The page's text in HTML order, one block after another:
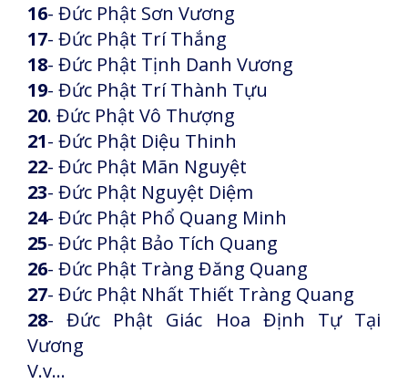
16- Đức Phật Sơn Vương
17- Đức Phật Trí Thắng
18- Đức Phật Tịnh Danh Vương
19- Đức Phật Trí Thành Tựu
20. Đức Phật Vô Thượng
21- Đức Phật Diệu Thinh
22- Đức Phật Mãn Nguyệt
23- Đức Phật Nguyệt Diệm
24- Đức Phật Phổ Quang Minh
25- Đức Phật Bảo Tích Quang
26- Đức Phật Tràng Đăng Quang
27- Đức Phật Nhất Thiết Tràng Quang
28- Đức Phật Giác Hoa Định Tự Tại
Vương
V.v...